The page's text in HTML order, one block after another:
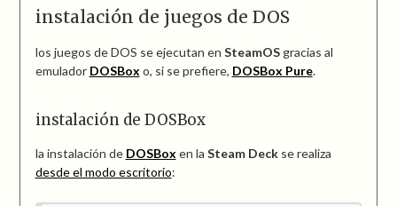
instalación de juegos de DOS
los juegos de DOS se ejecutan en SteamOSgracias al
emulador DOSBox o, si se prefiere, DOSBox Pure.
instalación de DOSBox
la instalación de DOSBox en la Steam Deckse realiza
desde el modo escritorio: